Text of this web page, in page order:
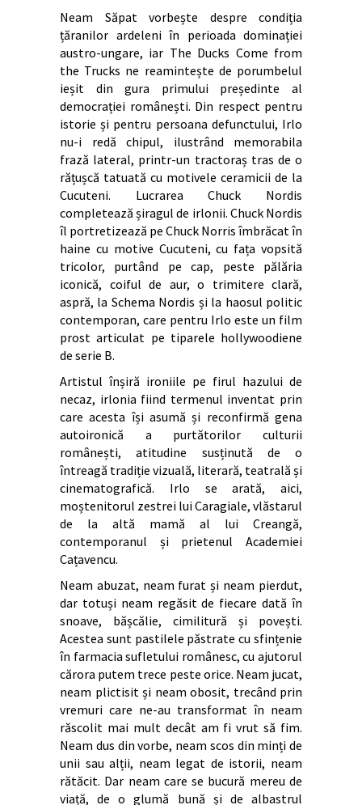
Neam Săpat vorbește despre condiția
țăranilor ardeleni în perioada dominației
austro-ungare, iar The Ducks Come from
the Trucks ne reamintește de porumbelul
ieșit din gura primului președinte al
democrației românești. Din respect pentru
istorie și pentru persoana defunctului, Irlo
nu-i redă chipul, ilustrând memorabila
frază lateral, printr-un tractoraș tras de o
rățușcă tatuată cu motivele ceramicii de la
Cucuteni. Lucrarea Chuck Nordis
completează șiragul de irlonii. Chuck Nordis
îl portretizează pe Chuck Norris îmbrăcat în
haine cu motive Cucuteni, cu fața vopsită
tricolor, purtând pe cap, peste pălăria
iconică, coiful de aur, o trimitere clară,
aspră, la Schema Nordis și la haosul politic
contemporan, care pentru Irlo este un film
prost articulat pe tiparele hollywoodiene
de serie B.
Artistul înșiră ironiile pe firul hazului de
necaz, irlonia fiind termenul inventat prin
care acesta își asumă și reconfirmă gena
autoironică a purtătorilor culturii
românești, atitudine susținută de o
întreagă tradiție vizuală, literară, teatrală și
cinematografică. Irlo se arată, aici,
moștenitorul zestrei lui Caragiale, vlăstarul
de la altă mamă al lui Creangă,
contemporanul și prietenul Academiei
Cațavencu.
Neam abuzat, neam furat și neam pierdut,
dar totuși neam regăsit de fiecare dată în
snoave, bășcălie, cimilitură și povești.
Acestea sunt pastilele păstrate cu sfințenie
în farmacia sufletului românesc, cu ajutorul
cărora putem trece peste orice. Neam jucat,
neam plictisit și neam obosit, trecând prin
vremuri care ne-au transformat în neam
răscolit mai mult decât am fi vrut să fim.
Neam dus din vorbe, neam scos din minți de
unii sau alții, neam legat de istorii, neam
rătăcit. Dar neam care se bucură mereu de
viață, de o glumă bună și de albastrul